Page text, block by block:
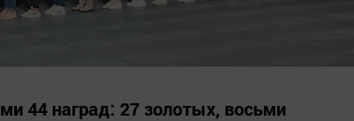
44 наград: 27 золотых, восьми